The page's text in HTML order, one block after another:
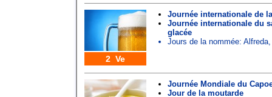
2 Ve
Journée internationale de
Journée internationale du
glacée
Jours de la nommée: Alfreda
Journée Mondiale du
Jour de la moutarde